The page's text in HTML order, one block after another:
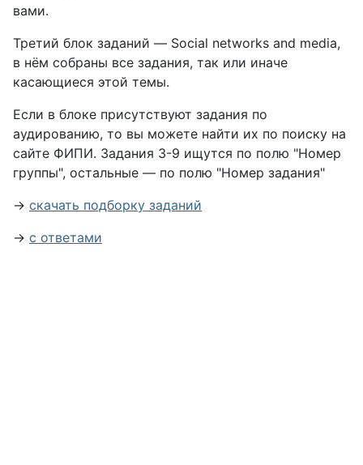
вами.
Третий блок заданий — Social networks and media,
в нём собраны все задания, так или иначе
касающиеся этой темы.
Если в блоке присутствуют задания по
аудированию, то вы можете найти их по поиску на
сайте ФИПИ. Задания 3-9 ищутся по полю "Номер
группы", остальные — по полю "Номер задания"
→ скачать подборку заданий
→ с ответами